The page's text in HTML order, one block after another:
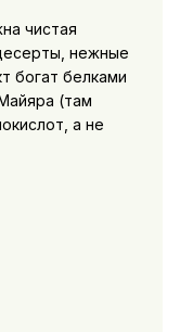
чистая
нежные
богат белками
(там
а не